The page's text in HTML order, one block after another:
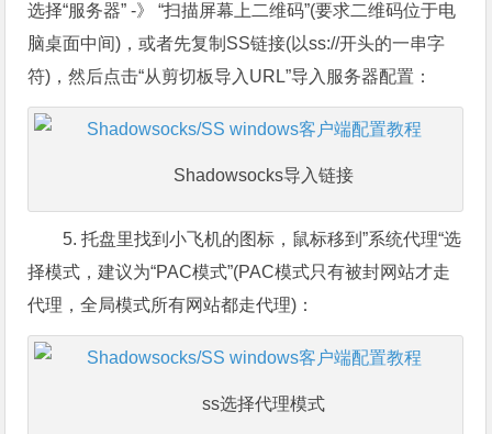
选择“服务器” -》 “扫描屏幕上二维码”(要求二维码位于电
脑桌面中间)，或者先复制SS链接(以ss://开头的一串字
符)，然后点击“从剪切板导入URL”导入服务器配置：
Shadowsocks导入链接
5. 托盘里找到小飞机的图标，鼠标移到”系统代理“选
择模式，建议为“PAC模式”(PAC模式只有被封网站才走
代理，全局模式所有网站都走代理)：
ss选择代理模式